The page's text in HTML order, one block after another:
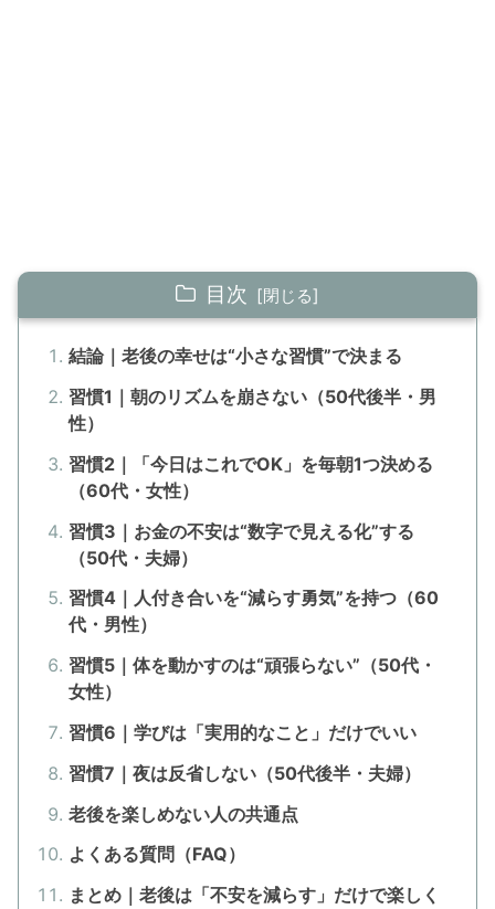
目次
結論｜老後の幸せは“小さな習慣”で決まる
習慣1｜朝のリズムを崩さない（50代後半・男
性）
習慣2｜「今日はこれでOK」を毎朝1つ決める
（60代・女性）
習慣3｜お金の不安は“数字で見える化”する
（50代・夫婦）
習慣4｜人付き合いを“減らす勇気”を持つ（60
代・男性）
習慣5｜体を動かすのは“頑張らない”（50代・
女性）
習慣6｜学びは「実用的なこと」だけでいい
習慣7｜夜は反省しない（50代後半・夫婦）
老後を楽しめない人の共通点
よくある質問（FAQ）
まとめ｜老後は「不安を減らす」だけで楽しく